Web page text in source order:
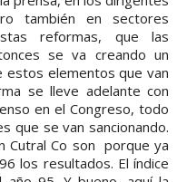
también en sectores
reformas, que las
se va creando un
elementos que van
se lleve adelante con
en el Congreso, todo
que se van sancionando.
Cutral Co son porque ya
los resultados. El índice